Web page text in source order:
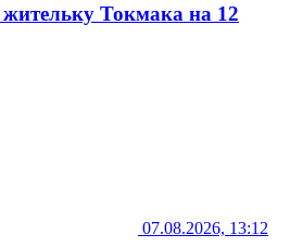
Токмака на 12
07.08.2026, 13:12